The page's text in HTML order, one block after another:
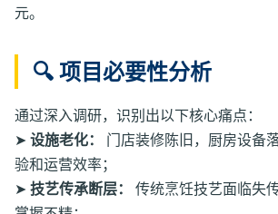
元。
🔍 项目必要性分析
通过深入调研，识别出以下核心痛点：
➤ 设施老化：
门店装修陈旧，厨房设备
验和运营效率；
➤ 技艺传承断层：
传统烹饪技艺面临失